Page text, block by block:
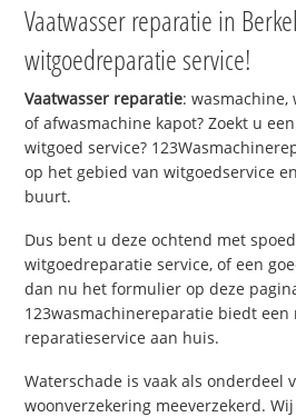
Vaatwasser reparatie in
witgoedreparatie service!
Vaatwasser reparatie: wasmachine,
of afwasmachine kapot? Zoekt u
witgoed service?
op het gebied van witgoedservice
buurt.
Dus bent u deze ochtend met
witgoedreparatie service, of een
dan nu het formulier op deze
123wasmachinereparatie biedt een
reparatieservice aan huis.
Waterschade is vaak als onderdeel
woonverzekering meeverzekerd.